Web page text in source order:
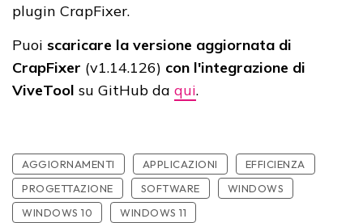
plugin CrapFixer.
Puoi scaricare la versione aggiornata di
CrapFixer (v1.14.126) con l'integrazione di
ViveTool su GitHub da qui.
AGGIORNAMENTI APPLICAZIONI
EFFICIENZA
PROGETTAZIONE
SOFTWARE
WINDOWS
WINDOWS 10
WINDOWS 11